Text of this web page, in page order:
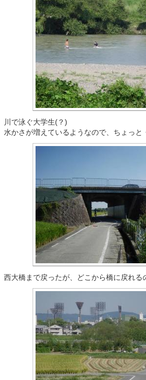
川で泳ぐ大学生(？)
水かさが増えているようなので、ちょっと
西大橋まで戻ったが、どこから橋に戻れる